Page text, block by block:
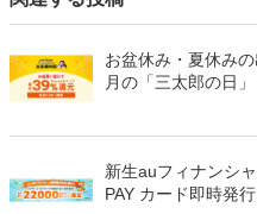
お盆休み・夏休み
月の「三太郎の日
新生auフィナンシ
PAY カード即時発